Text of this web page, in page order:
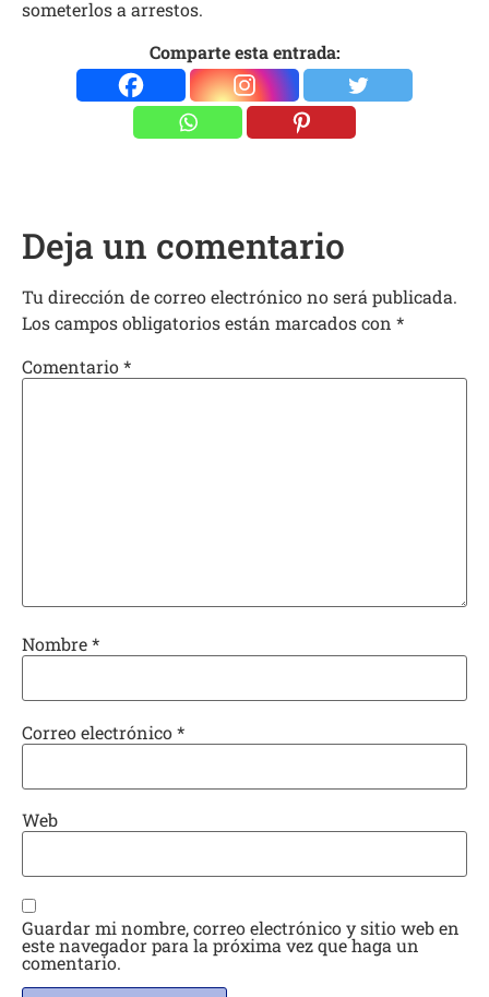
someterlos a arrestos.
Comparte esta entrada:
Deja un comentario
Tu dirección de correo electrónico no será publicada.
Los campos obligatorios están marcados con *
Comentario*
Nombre*
Correo electrónico*
Web
Guardar mi nombre, correo electrónico y sitio web en
este navegador para la próxima vez que haga un
comentario.